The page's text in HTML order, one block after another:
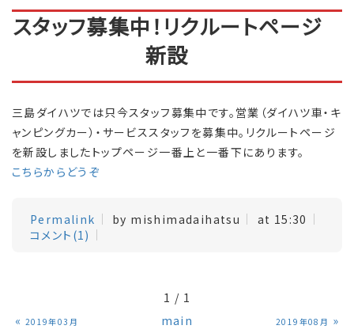
スタッフ募集中！リクルートページ
新設
三島ダイハツでは只今スタッフ募集中です。営業（ダイハツ車・キ
ャンピングカー）・サービススタッフを募集中。リクルートページ
を新設しましたトップページ一番上と一番下にあります。
こちらからどうぞ
Permalink by mishimadaihatsu
at 15:30
コメント(1)
1 / 1
« 2019年03月 main 2019年08月 »